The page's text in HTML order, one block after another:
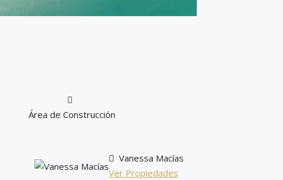
Área de Construcción
Vanessa Macías
Ver Propiedades